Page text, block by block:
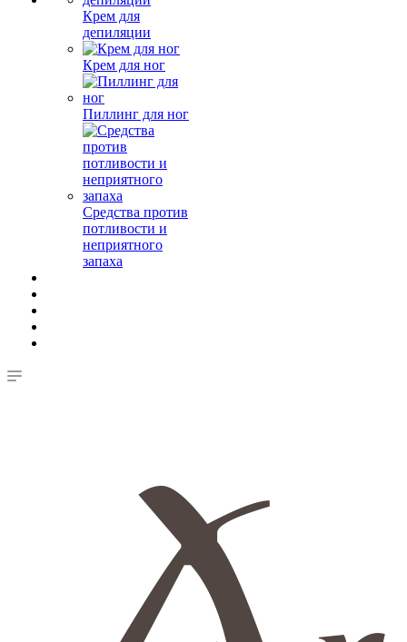
Крем для
депиляции
Крем для ног
Пиллинг для ног
Средства против
потливости и
неприятного
запаха